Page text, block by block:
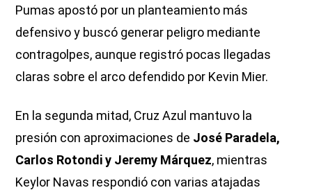
Pumas apostó por un planteamiento más
defensivo y buscó generar peligro mediante
contragolpes, aunque registró pocas llegadas
claras sobre el arco defendido por Kevin Mier.
En la segunda mitad, Cruz Azul mantuvo la
presión con aproximaciones de José Paradela,
Carlos Rotondi y Jeremy Márquez, mientras
Keylor Navas respondió con varias atajadas